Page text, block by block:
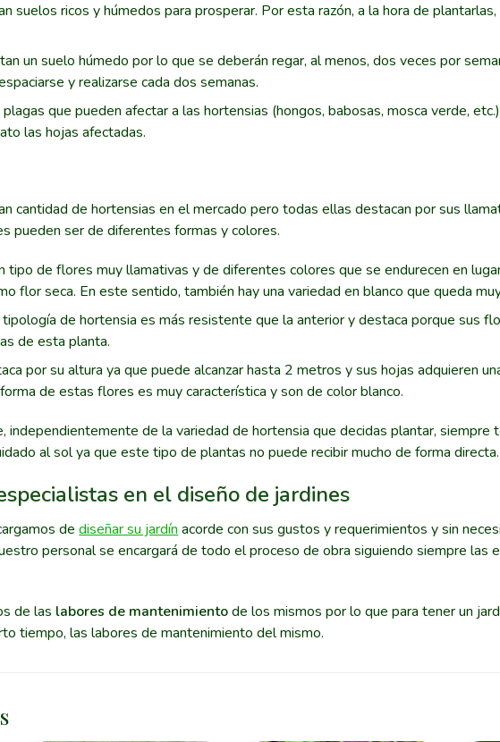
suelos ricos y húmedos para prosperar. Por esta razón, a la hora de
un suelo húmedo por lo que se deberán regar, al menos, dos veces por
y realizarse cada dos semanas.
que pueden afectar a las hortensias (hongos, babosas, mosca verde,
las hojas afectadas.
cantidad de hortensias en el mercado pero todas ellas destacan por sus
pueden ser de diferentes formas y colores.
tipo de flores muy llamativas y de diferentes colores que se endurecen en
flor seca. En este sentido, también hay una variedad en blanco que queda
de hortensia es más resistente que la anterior y destaca porque sus
de esta planta.
por su altura ya que puede alcanzar hasta 2 metros y sus hojas adquieren
de estas flores es muy característica y son de color blanco.
independientemente de la variedad de hortensia que decidas plantar, siempre
al sol ya que este tipo de plantas no puede recibir mucho de forma directa.
en el diseño de jardines
dediseñar su jardín acorde con sus gustos y requerimientos y sin
personal se encargará de todo el proceso de obra siguiendo siempre las
de las labores de mantenimientode los mismos por lo que para tener un
tiempo, las labores de mantenimiento del mismo.